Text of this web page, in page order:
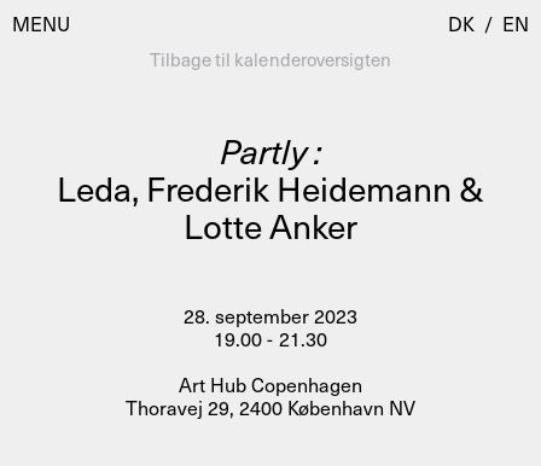
MENU
Besøg
Kalender
Room Room
Programmer
Residencies & Studios
Artistic Research
Om
Om AHC
DK / EN
Tilbage til kalenderoversigten
Partly :
Leda, Frederik Heidemann &
Lotte Anker
28. september 2023
19.00 - 21.30
Art Hub Copenhagen
Thoravej 29, 2400 København NV